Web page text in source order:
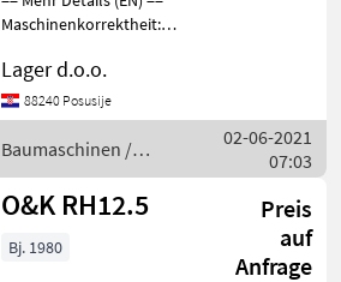
Maschinenkorrektheit:
mm Einbau für
Hydraulikhammer Eimer 1,
5 m3 Arbeitsscheinwerfer
Baumaschinen
Lager d.o.o.
88240 Posusije
Baumaschinen /
O&K
02-06-2021
07:03
O&K RH12.5
Preis
auf
Anfrage
Bj. 1980